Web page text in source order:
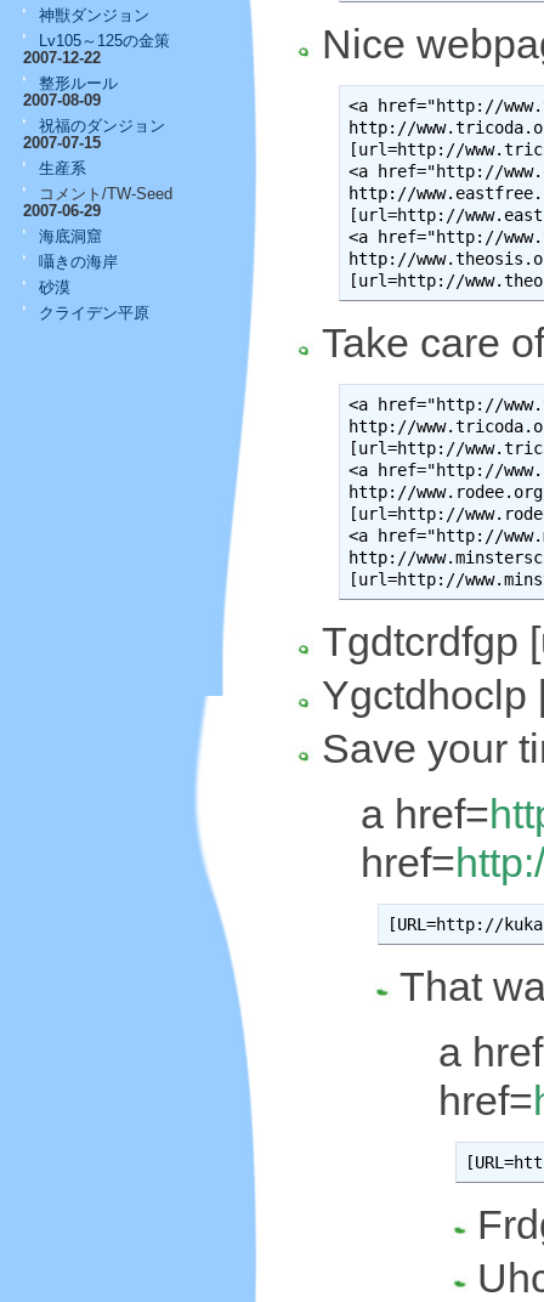
神獣ダンジョン
Lv105～125の金策
2007-12-22
整形ルール
2007-08-09
祝福のダンジョン
2007-07-15
生産系
コメント/TW-Seed
2007-06-29
海底洞窟
囁きの海岸
砂漠
クライデン平原
Nice
<a href="http://
http://
[url=http://
<a href="http://
http://
[url=http://
<a href="http://
http://
[url=http://
Take care
<a href="http://
http://
[url=http://
<a href="http://
http://
[url=http://
<a href="http://
http://
[url=http://
Tgdtcrdfgp
Ygctdhoclp
Save your
a href=
href=
[URL=http://
That
a
href=